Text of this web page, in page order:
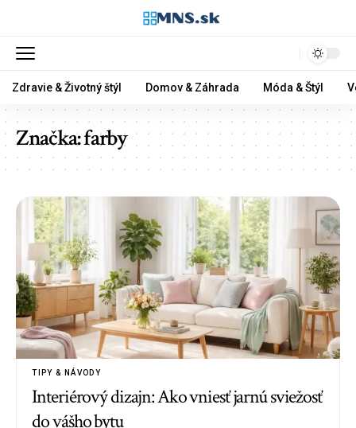
Zdravie & Životný štýl Domov & Záhrada Móda & Štýl
Značka:farby
TIPY & NÁVODY
Interiérový dizajn: Ako vniesť jarnú sviežosť
do vášho bytu